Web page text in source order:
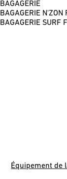
BAGAGERIE
BAGAGERIE N'ZON
BAGAGERIE SURF
Équipement de